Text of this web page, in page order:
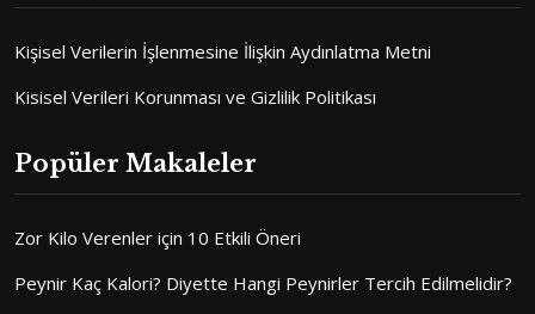
Kişisel Verilerin İşlenmesine İlişkin Aydınlatma Metni
Kisisel Verileri Korunması ve Gizlilik Politikası
Popüler Makaleler
Zor Kilo Verenler için 10 Etkili Öneri
Peynir Kaç Kalori? Diyette Hangi Peynirler Tercih Edilmelidir?